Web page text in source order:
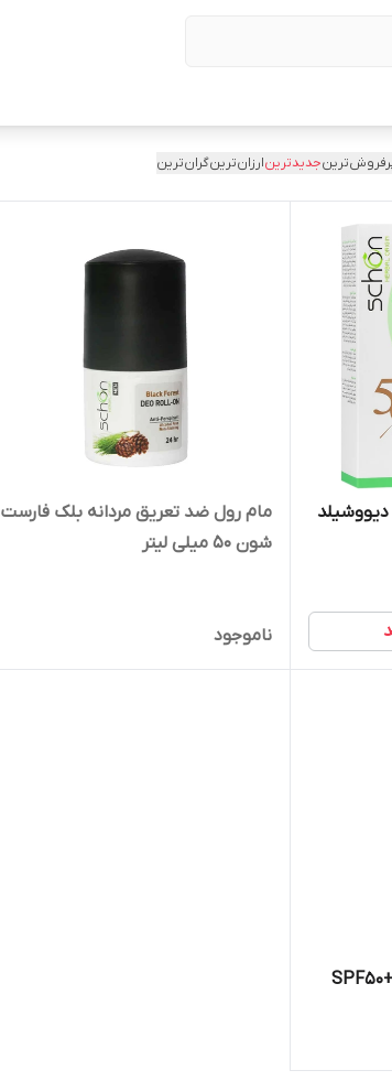
جدیدترینارزان‌ترینگران‌ترین
مام رول ضد تعریق مردانه بلک فارست
شون 50 میلی لیتر
ناموجود
کرم ضد آفتاب رنگ طبیعی +SPF50